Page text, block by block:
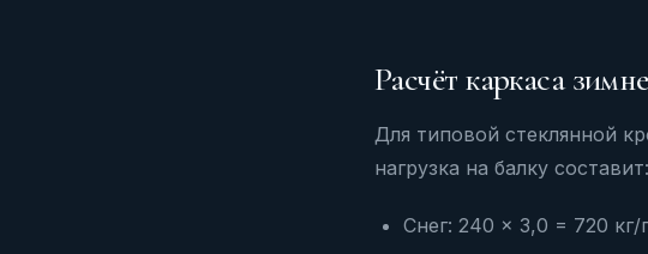
Расчёт каркаса
Для типовой стеклянной
нагрузка на балку составит:
Снег: 240 × 3,0 = 720